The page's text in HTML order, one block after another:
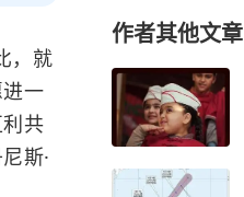
，就
一
共
斯·
作者其他文章